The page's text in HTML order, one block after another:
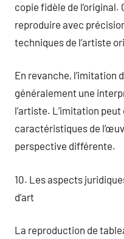
copie fidèle de l’original.
reproduire avec
techniques de l’artiste
En revanche, l’imitation
généralement une
l’artiste. L’imitation
caractéristiques de
perspective différente.
10. Les aspects
d’art
La reproduction de